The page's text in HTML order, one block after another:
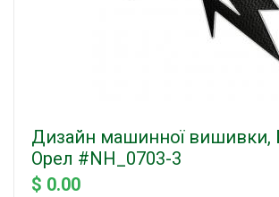
Дизайн машинної вишивки,
Орел #NH_0703-3
$ 0.00